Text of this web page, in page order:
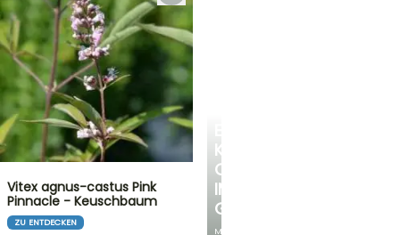
KÜHLE
OASE
IM
GARTEN
Mit
Vitex agnus-castus Pink
Pinnacle - Keuschbaum
ZU ENTDECKEN